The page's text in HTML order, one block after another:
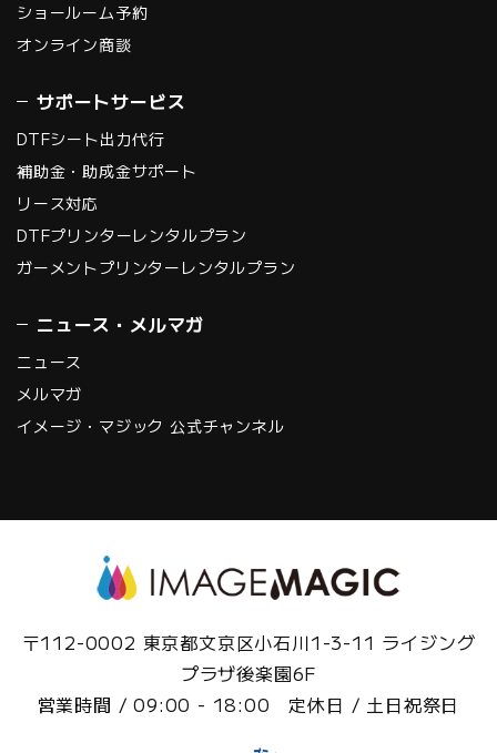
ショールーム予約
オンライン商談
サポートサービス
DTFシート出力代行
補助金・助成金サポート
リース対応
DTFプリンターレンタルプラン
ガーメントプリンターレンタルプラン
ニュース・メルマガ
ニュース
メルマガ
イメージ・マジック 公式チャンネル
〒112-0002 東京都文京区小石川1-3-11 ライジング
プラザ後楽園6F
営業時間 / 09:00 - 18:00 定休日 / 土日祝祭日